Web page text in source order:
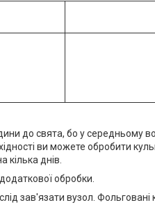
до свята, бо у середньому
ви можете обробити
кілька днів.
обробки.
зав'язати вузол.